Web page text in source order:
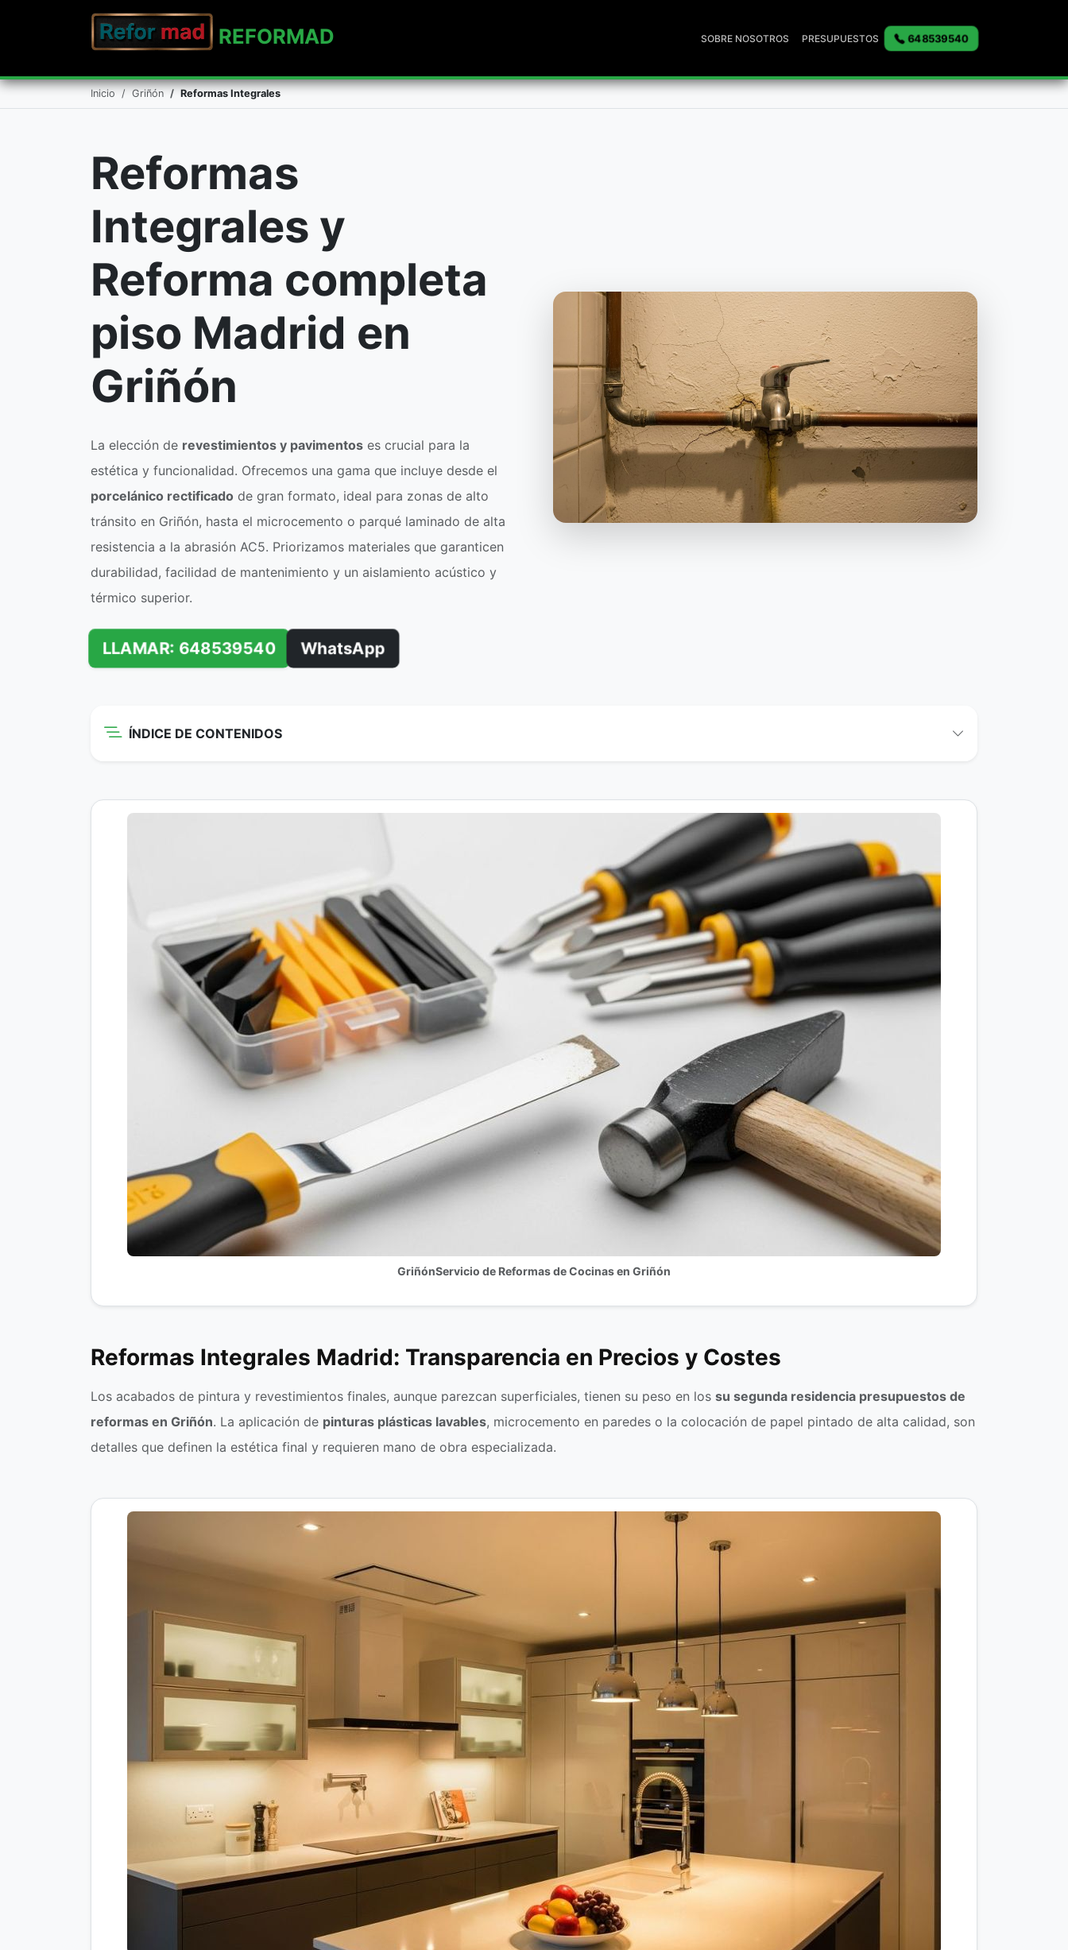
REFORMAD SOBRE NOSOTROS PRESUPUESTOS 648539540
Inicio Griñón Reformas Integrales
Reformas
Integrales y
Reforma completa
piso Madrid en
Griñón
La elección de revestimientos y pavimentos es crucial para la
estética y funcionalidad. Ofrecemos una gama que incluye desde el
porcelánico rectificado de gran formato, ideal para zonas de alto
tránsito en Griñón, hasta el microcemento o parqué laminado de alta
resistencia a la abrasión AC5. Priorizamos materiales que garanticen
durabilidad, facilidad de mantenimiento y un aislamiento acústico y
térmico superior.
LLAMAR: 648539540 WhatsApp
ÍNDICE DE CONTENIDOS
GriñónServicio de Reformas de Cocinas en Griñón
Reformas Integrales Madrid: Transparencia en Precios y Costes
Los acabados de pintura y revestimientos finales, aunque parezcan superficiales, tienen su peso en los su segunda residencia presupuestos de
reformas en Griñón. La aplicación de pinturas plásticas lavables, microcemento en paredes o la colocación de papel pintado de alta calidad, son
detalles que definen la estética final y requieren mano de obra especializada.